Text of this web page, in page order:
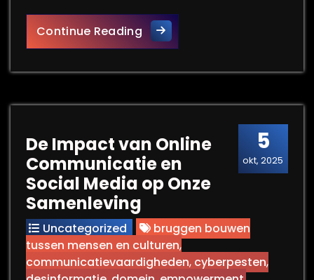
Continue ReadingVerdiep je in de Wereld van
5
okt, 2025
De Impact van Online
Communicatie en
Social Media op Onze
Samenleving
Uncategorized
bruggen bouwen
tussen mensen en culturen,
communicatievaardigheden, cyberpesten,